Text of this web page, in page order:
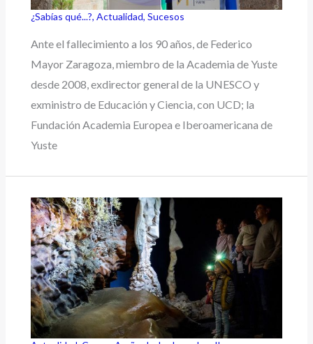
¿Sabías qué...?,Actualidad,Sucesos
Ante el fallecimiento a los 90 años, de Federico
Mayor Zaragoza, miembro de la Academia de Yuste
desde 2008, exdirector general de la UNESCO y
exministro de Educación y Ciencia, con UCD; la
Fundación Academia Europea e Iberoamericana de
Yuste